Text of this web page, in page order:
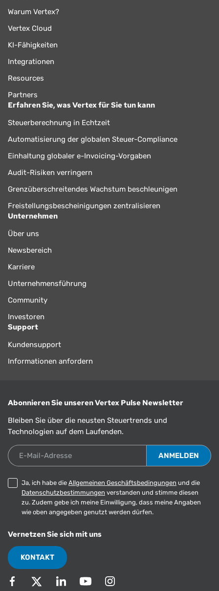
Warum Vertex?
Vertex Cloud
KI-Fähigkeiten
Integrationen
Resources
Partners
Erfahren Sie, was Vertex für Sie tun kann
Steuerberechnung in Echtzeit
Automatisierung der globalen Steuer-Compliance
Einhaltung globaler e-Invoicing-Vorgaben
Audit-Risiken verringern
Grenzüberschreitendes Wachstum beschleunigen
Freistellungsbescheinigungen zentralisieren
Unternehmen
Über uns
Newsbereich
Karriere
Unternehmensführung
Community
Investoren
Support
Kundensupport
Informationen anfordern
Abonnieren Sie unseren Vertex Pulse Newsletter
Bleiben Sie über die neusten Steuertrends und
Technologien auf dem Laufenden.
E-Mail-Adresse
Ja, ich habe die Allgemeinen Geschäftsbedingungen und die
Datenschutzbestimmungen verstanden und stimme diesen
zu. Zudem gebe ich meine Einwilligung, dass meine Angaben
wie oben angegeben genutzt werden dürfen.
Vernetzen Sie sich mit uns
KONTAKT